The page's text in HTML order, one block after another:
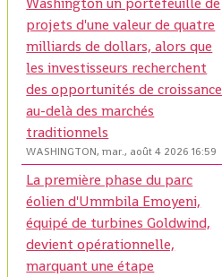
projets d'une valeur de quatre
milliards de dollars, alors que
les investisseurs recherchent
des opportunités de croissance
au-delà des marchés
traditionnels
WASHINGTON, mar., août 4 2026 16:59
La première phase du parc
éolien d'Ummbila Emoyeni,
équipé de turbines Goldwind,
devient opérationnelle,
marquant une étape